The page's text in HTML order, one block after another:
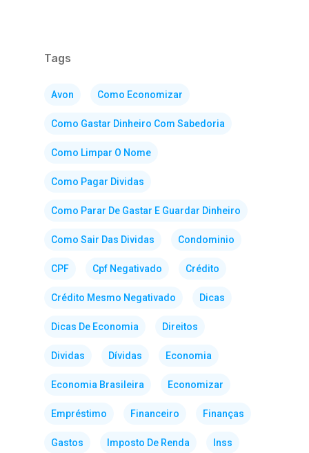
Tags
Avon Como Economizar
Como Gastar Dinheiro Com Sabedoria
Como Limpar O Nome
Como Pagar Dividas
Como Parar De Gastar E Guardar Dinheiro
Como Sair Das Dividas Condominio
CPF Cpf Negativado Crédito
Crédito Mesmo Negativado Dicas
Dicas De Economia Direitos
Dividas Dívidas Economia
Economia Brasileira Economizar
Empréstimo Financeiro Finanças
Gastos Imposto De Renda Inss